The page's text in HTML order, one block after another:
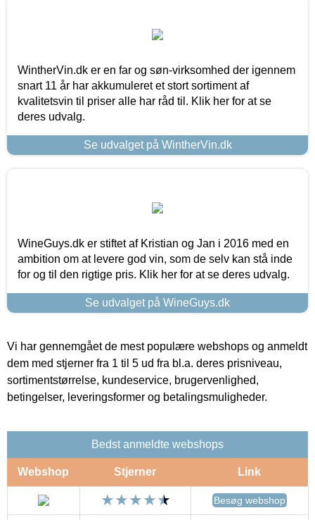
WintherVin.dk er en far og søn-virksomhed der igennem
snart 11 år har akkumuleret et stort sortiment af
kvalitetsvin til priser alle har råd til. Klik her for at se
deres udvalg.
Se udvalget på WintherVin.dk
WineGuys.dk er stiftet af Kristian og Jan i 2016 med en
ambition om at levere god vin, som de selv kan stå inde
for og til den rigtige pris. Klik her for at se deres udvalg.
Se udvalget på WineGuys.dk
Vi har gennemgået de mest populære webshops og anmeldt
dem med stjerner fra 1 til 5 ud fra bl.a. deres prisniveau,
sortimentstørrelse, kundeservice, brugervenlighed,
betingelser, leveringsformer og betalingsmuligheder.
Bedst anmeldte webshops
Webshop Stjerner Link
Besøg webshop